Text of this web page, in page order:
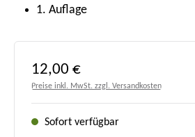
1. Auflage
Regulärer Preis:
12,00 €
Preise inkl. MwSt. zzgl. Versandkosten
Sofort verfügbar